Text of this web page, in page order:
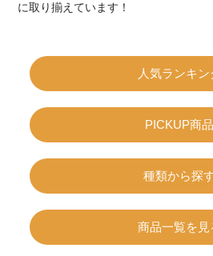
に取り揃えています！
人気ランキン
PICKUP商品
種類から探
商品一覧を見